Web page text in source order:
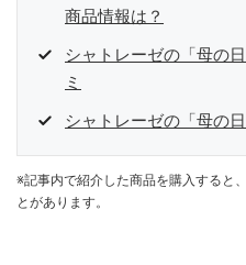
商品情報は？
シャトレーゼの「母の
ミ
シャトレーゼの「母の
※記事内で紹介した商品を購入すると
とがあります。